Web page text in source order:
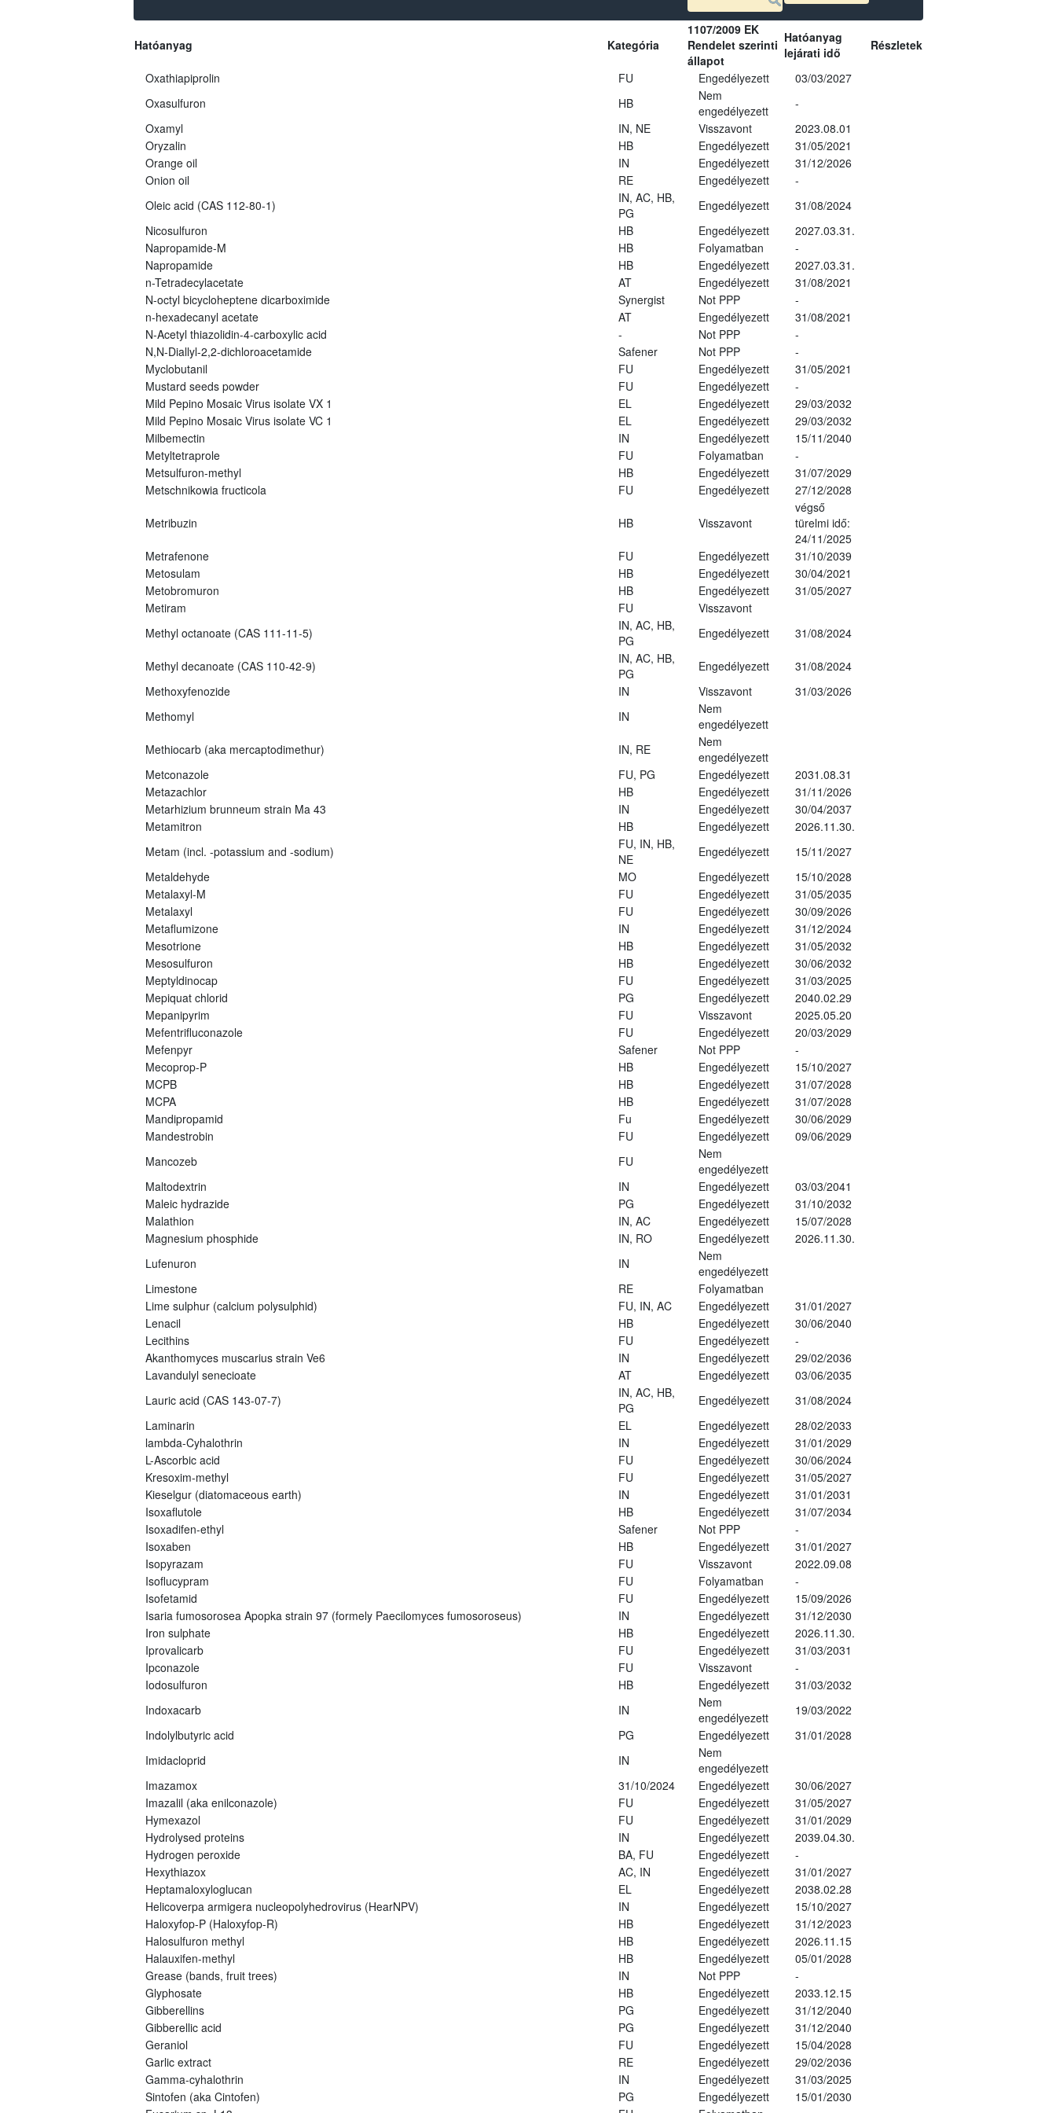
Hatóanyag Kategória
1107/2009 EK
Rendelet szerinti
állapot
Hatóanyag
lejárati idő
Részletek
Oxathiapiprolin FU Engedélyezett
03/03/2027
Oxasulfuron
HB
Nem
engedélyezett
-
Oxamyl
IN, NE Visszavont
2023.08.01
Oryzalin
HB Engedélyezett
31/05/2021
Orange oil
IN Engedélyezett
31/12/2026
Onion oil
RE Engedélyezett
-
Oleic acid (CAS 112-80-1)
IN, AC, HB,
PG
Engedélyezett
31/08/2024
Nicosulfuron
HB Engedélyezett
2027.03.31.
Napropamide-M
HB Folyamatban
-
Napropamide
HB Engedélyezett
2027.03.31.
n-Tetradecylacetate
AT Engedélyezett
31/08/2021
N-octyl bicycloheptene dicarboximide
Synergist Not PPP
-
n-hexadecanyl acetate
AT Engedélyezett
31/08/2021
N-Acetyl thiazolidin-4-carboxylic acid
- Not PPP
-
N,N-Diallyl-2,2-dichloroacetamide
Safener Not PPP
-
Myclobutanil
FU Engedélyezett
31/05/2021
Mustard seeds powder
FU Engedélyezett
-
Mild Pepino Mosaic Virus isolate VX 1
EL Engedélyezett
29/03/2032
Mild Pepino Mosaic Virus isolate VC 1
EL Engedélyezett
29/03/2032
Milbemectin
IN Engedélyezett
15/11/2040
Metyltetraprole
FU Folyamatban
-
Metsulfuron-methyl
HB Engedélyezett
31/07/2029
Metschnikowia fructicola
FU Engedélyezett 27/12/2028
Metribuzin HB Visszavont
végső
türelmi idő:
24/11/2025
Metrafenone
FU Engedélyezett
31/10/2039
Metosulam
HB Engedélyezett
30/04/2021
Metobromuron
HB Engedélyezett
31/05/2027
Metiram
FU
Visszavont
Methyl octanoate (CAS 111-11-5)
IN, AC, HB,
PG
Engedélyezett 31/08/2024
Methyl decanoate (CAS 110-42-9)
IN, AC, HB,
PG
Engedélyezett
31/08/2024
Methoxyfenozide
IN Visszavont
31/03/2026
Methomyl
IN
Nem
engedélyezett
Methiocarb (aka mercaptodimethur)
IN, RE
Nem
engedélyezett
Metconazole
FU, PG Engedélyezett
2031.08.31
Metazachlor
HB Engedélyezett
31/11/2026
Metarhizium brunneum strain Ma 43
IN Engedélyezett
30/04/2037
Metamitron
HB Engedélyezett
2026.11.30.
Metam (incl. -potassium and -sodium)
FU, IN, HB,
NE
Engedélyezett
15/11/2027
Metaldehyde
MO Engedélyezett
15/10/2028
Metalaxyl-M
FU Engedélyezett
31/05/2035
Metalaxyl
FU Engedélyezett
30/09/2026
Metaflumizone
IN Engedélyezett
31/12/2024
Mesotrione
HB Engedélyezett
31/05/2032
Mesosulfuron
HB Engedélyezett
30/06/2032
Meptyldinocap
FU Engedélyezett
31/03/2025
Mepiquat chlorid
PG Engedélyezett
2040.02.29
Mepanipyrim
FU Visszavont
2025.05.20
Mefentrifluconazole
FU Engedélyezett
20/03/2029
Mefenpyr
Safener Not PPP
-
Mecoprop-P
HB Engedélyezett
15/10/2027
MCPB
HB Engedélyezett
31/07/2028
MCPA
HB Engedélyezett
31/07/2028
Mandipropamid
Fu Engedélyezett
30/06/2029
Mandestrobin
FU Engedélyezett
09/06/2029
Mancozeb
FU
Nem
engedélyezett
Maltodextrin
IN Engedélyezett
03/03/2041
Maleic hydrazide
PG Engedélyezett
31/10/2032
Malathion
IN, AC Engedélyezett
15/07/2028
Magnesium phosphide
IN, RO Engedélyezett
2026.11.30.
Lufenuron
IN
Nem
engedélyezett
Limestone
RE
Folyamatban
Lime sulphur (calcium polysulphid)
FU, IN, AC Engedélyezett
31/01/2027
Lenacil
HB Engedélyezett
30/06/2040
Lecithins
FU Engedélyezett
-
Akanthomyces muscarius strain Ve6
IN Engedélyezett
29/02/2036
Lavandulyl senecioate
AT Engedélyezett
03/06/2035
Lauric acid (CAS 143-07-7)
IN, AC, HB,
PG
Engedélyezett
31/08/2024
Laminarin
EL Engedélyezett
28/02/2033
lambda-Cyhalothrin
IN Engedélyezett
31/01/2029
L-Ascorbic acid
FU Engedélyezett
30/06/2024
Kresoxim-methyl
FU Engedélyezett
31/05/2027
Kieselgur (diatomaceous earth)
IN Engedélyezett
31/01/2031
Isoxaflutole
HB Engedélyezett
31/07/2034
Isoxadifen-ethyl
Safener Not PPP
-
Isoxaben
HB Engedélyezett
31/01/2027
Isopyrazam
FU Visszavont
2022.09.08
Isoflucypram
FU Folyamatban
-
Isofetamid
FU Engedélyezett
15/09/2026
Isaria fumosorosea Apopka strain 97 (formely Paecilomyces fumosoroseus)
IN Engedélyezett
31/12/2030
Iron sulphate
HB Engedélyezett
2026.11.30.
Iprovalicarb
FU Engedélyezett
31/03/2031
Ipconazole
FU Visszavont
-
Iodosulfuron
HB Engedélyezett
31/03/2032
Indoxacarb
IN
Nem
engedélyezett
19/03/2022
Indolylbutyric acid
PG Engedélyezett
31/01/2028
Imidacloprid
IN
Nem
engedélyezett
Imazamox
31/10/2024 Engedélyezett
30/06/2027
Imazalil (aka enilconazole)
FU Engedélyezett
31/05/2027
Hymexazol
FU Engedélyezett
31/01/2029
Hydrolysed proteins
IN Engedélyezett
2039.04.30.
Hydrogen peroxide
BA, FU Engedélyezett
-
Hexythiazox
AC, IN Engedélyezett
31/01/2027
Heptamaloxyloglucan
EL Engedélyezett
2038.02.28
Helicoverpa armigera nucleopolyhedrovirus (HearNPV)
IN Engedélyezett
15/10/2027
Haloxyfop-P (Haloxyfop-R)
HB Engedélyezett
31/12/2023
Halosulfuron methyl
HB Engedélyezett
2026.11.15
Halauxifen-methyl
HB Engedélyezett
05/01/2028
Grease (bands, fruit trees)
IN Not PPP
-
Glyphosate
HB Engedélyezett
2033.12.15
Gibberellins
PG Engedélyezett
31/12/2040
Gibberellic acid
PG Engedélyezett
31/12/2040
Geraniol
FU Engedélyezett
15/04/2028
Garlic extract
RE Engedélyezett
29/02/2036
Gamma-cyhalothrin
IN Engedélyezett
31/03/2025
Sintofen (aka Cintofen)
PG Engedélyezett
15/01/2030